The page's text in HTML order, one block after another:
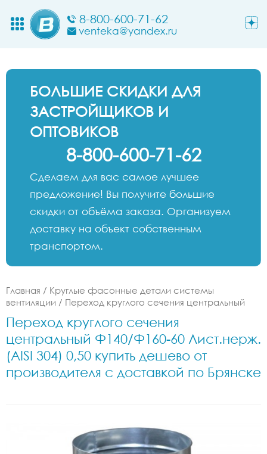
8-800-600-71-62
venteka@yandex.ru
БОЛЬШИЕ СКИДКИ ДЛЯ
ЗАСТРОЙЩИКОВ И
ОПТОВИКОВ
8-800-600-71-62
Сделаем для вас самое лучшее
предложение! Вы получите большие
скидки от объёма заказа. Организуем
доставку на объект собственным
транспортом.
Главная / Круглые фасонные детали системы
вентиляции / Переход круглого сечения центральный
Переход круглого сечения
центральный Ф140/Ф160-60 Лист.нерж.
(AISI 304) 0,50 купить дешево от
производителя с доставкой по Брянске